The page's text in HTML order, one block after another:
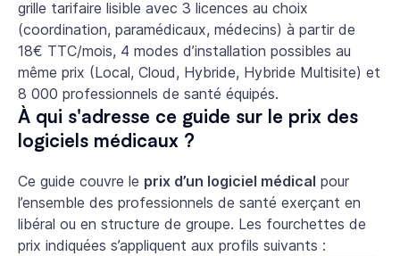
grille tarifaire lisible avec 3 licences au choix
(coordination, paramédicaux, médecins) à partir de
18€ TTC/mois, 4 modes d’installation possibles au
même prix (Local, Cloud, Hybride, Hybride Multisite) et
8 000 professionnels de santé équipés.
À qui s'adresse ce guide sur le prix des
logiciels médicaux ?
Ce guide couvre le prix d’un logiciel médical pour
l’ensemble des professionnels de santé exerçant en
libéral ou en structure de groupe. Les fourchettes de
prix indiquées s’appliquent aux profils suivants :